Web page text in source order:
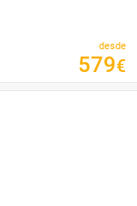
desde
579€